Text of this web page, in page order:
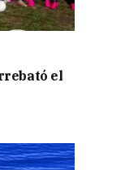
el